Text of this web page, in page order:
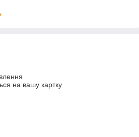
на вашу картку